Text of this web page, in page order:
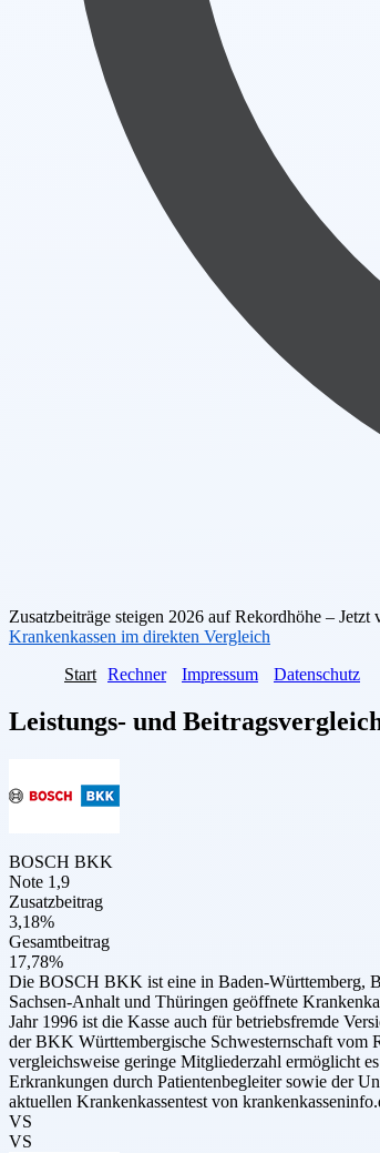
Zusatzbeiträge steigen 2026 auf Rekordhöhe – Jetzt
Krankenkassen im direkten Vergleich
Start Rechner Impressum Datenschutz
Leistungs- und
BOSCH BKK
Note 1,9
Zusatzbeitrag
3,18%
Gesamtbeitrag
17,78%
Die BOSCH BKK ist eine in Baden-Württemberg,
Sachsen-Anhalt und Thüringen geöffnete
Jahr 1996 ist die Kasse auch für betriebsfremde
der BKK Württembergische Schwesternschaft
vergleichsweise geringe Mitgliederzahl ermöglicht
Erkrankungen durch Patientenbegleiter sowie der
aktuellen Krankenkassentest von
VS
VS